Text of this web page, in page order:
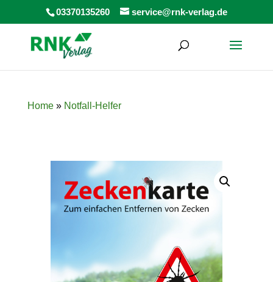
03370135260 service@rnk-verlag.de
Home» Notfall-Helfer